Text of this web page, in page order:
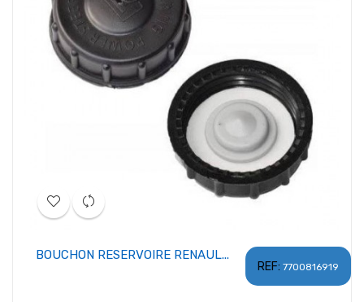
REF: 7700816919
BOUCHON RESERVOIRE RENAUL...